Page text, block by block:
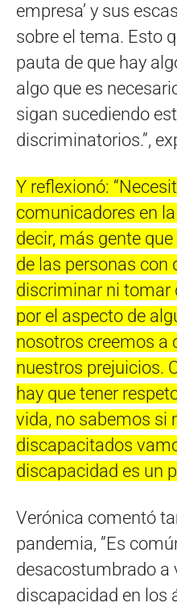
empresa’ y sus
sobre el tema. Esto
pauta de que hay
algo que es
sigan sucediendo
discriminatorios.”,
Y reflexionó:
comunicadores en
decir, más gente
de las personas con
discriminar ni tomar
por el aspecto de
nosotros creemos a
nuestros prejuicios.
hay que tener
vida, no sabemos si
discapacitados
discapacidad es un
Verónica comentó
pandemia, ”Es
desacostumbrado a
discapacidad en los